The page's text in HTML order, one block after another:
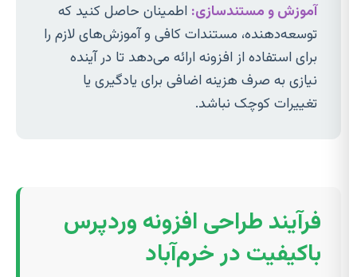
آموزش و مستندسازی: اطمینان حاصل کنید که
توسعه‌دهنده، مستندات کافی و آموزش‌های لازم را
برای استفاده از افزونه ارائه می‌دهد تا در آینده
نیازی به صرف هزینه اضافی برای یادگیری یا
تغییرات کوچک نباشد.
فرآیند طراحی افزونه وردپرس
باکیفیت در خرم‌آباد